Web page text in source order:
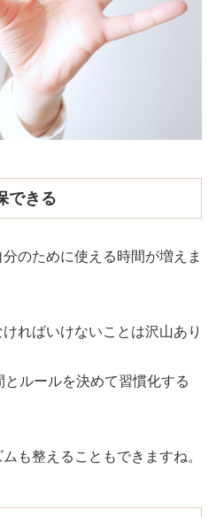
できる
のために使える時間が増えま
ればいけないことは沢山あり
ルールを決めて習慣化する
も整えることもできますね。